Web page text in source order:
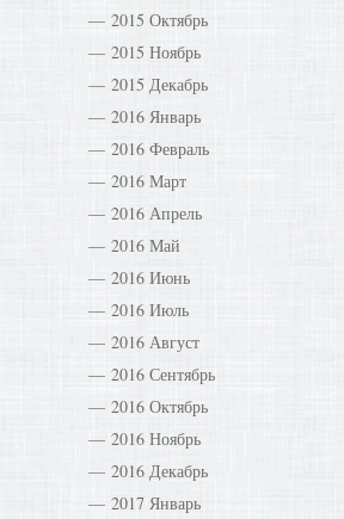
2015 Октябрь
2015 Ноябрь
2015 Декабрь
2016 Январь
2016 Февраль
2016 Март
2016 Апрель
2016 Май
2016 Июнь
2016 Июль
2016 Август
2016 Сентябрь
2016 Октябрь
2016 Ноябрь
2016 Декабрь
2017 Январь